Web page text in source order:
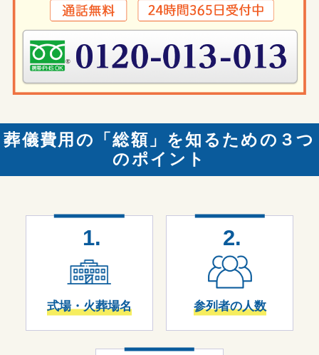
葬儀費用の「総額」を知るための３つ
のポイント
1.
式場・火葬場名
2.
参列者の人数